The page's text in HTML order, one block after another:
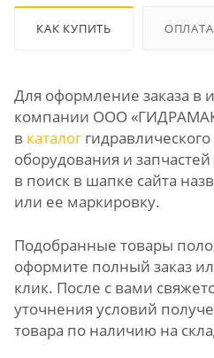
КАК КУПИТЬ ОПЛАТА
Для оформление заказа в
компании ООО
в каталог
оборудования и
в поиск в шапке сайта
или ее маркировку.
Подобранные товары
оформите полный заказ
клик. После с вами
уточнения условий
товара по наличию на